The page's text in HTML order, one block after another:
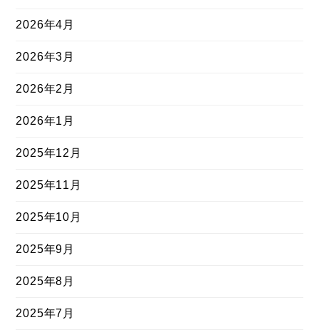
2026年4月
2026年3月
2026年2月
2026年1月
2025年12月
2025年11月
2025年10月
2025年9月
2025年8月
2025年7月